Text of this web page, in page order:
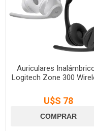
Auriculares
Logitech Zone 300
U$S 78